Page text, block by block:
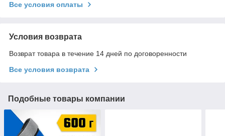
Все условия оплаты
Условия возврата
Возврат товара в течение 14 дней по договоренности
Все условия возврата
Подобные товары компании